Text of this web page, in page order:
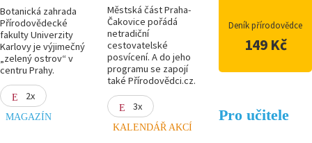
Botanická zahrada
Přírodovědecké
fakulty Univerzity
Karlovy je výjimečný
„zelený ostrov“ v
centru Prahy.
2x
MAGAZÍN
Městská část Praha-
Čakovice pořádá
netradiční
cestovatelské
posvícení. A do jeho
programu se zapojí
také Přírodovědci.cz.
3x
KALENDÁŘ AKCÍ
Deník přírodovědce
149 Kč
Pro učitele